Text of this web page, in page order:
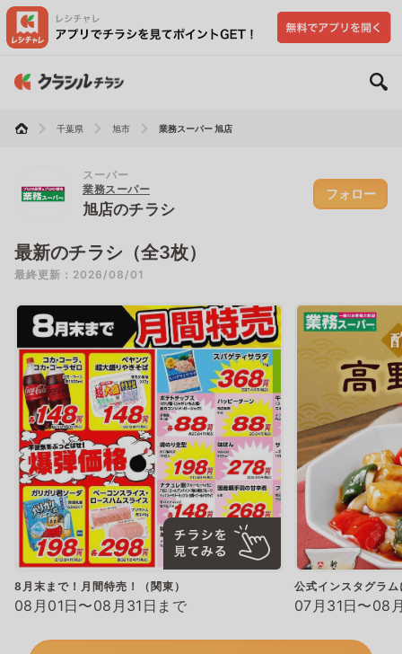
千葉県 旭市 業務スーパー 旭店
スーパー
業務スーパー
旭店のチラシ
フォロー
最新のチラシ（全3枚）
最終更新：2026/08/01
8月末まで！月間特売！（関東）
08月01日〜08月31日まで
公式インスタグラ
07月31日〜08